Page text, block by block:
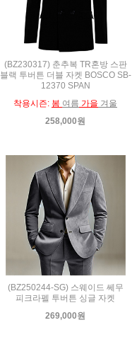
(BZ230317) 춘추복 TR혼방 스판
블랙 투버튼 더블 자켓 BOSCO SB-
12370 SPAN
착용시즌: 봄 여름 가을 겨울
258,000원
(BZ250244-SG) 스웨이드 쎄무
피크라펠 투버튼 싱글 자켓
269,000원